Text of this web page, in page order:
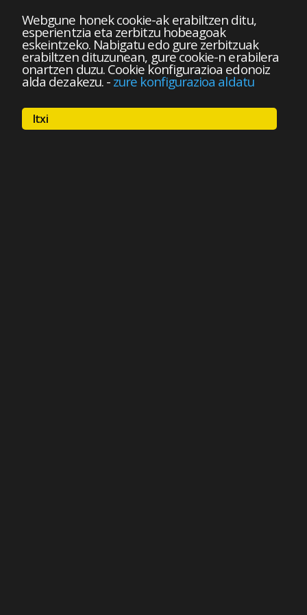
Webgune honek cookie-ak erabiltzen ditu,
esperientzia eta zerbitzu hobeagoak
eskeintzeko. Nabigatu edo gure zerbitzuak
erabiltzen dituzunean, gure cookie-n erabilera
onartzen duzu. Cookie konfigurazioa edonoiz
alda dezakezu.- zure konfigurazioa aldatu
Itxi